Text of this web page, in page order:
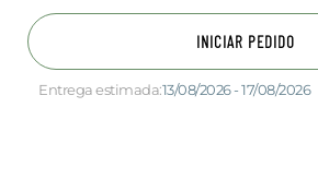
INICIAR PEDIDO
Entrega estimada:13/08/2026 - 17/08/2026